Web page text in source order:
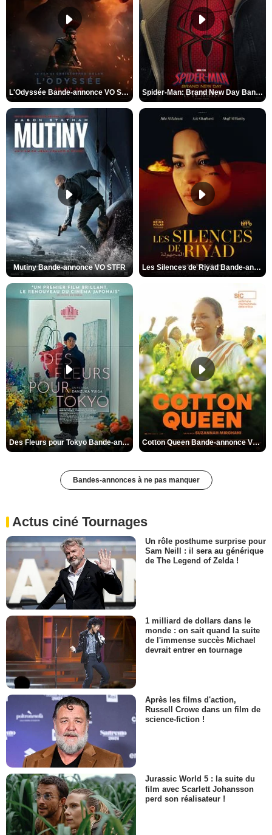
L'Odyssée Bande-annonce VO STFR Spider-Man: Brand New Day Bande-annonce VO STFR
Mutiny Bande-annonce VO STFR Les Silences de Riyad Bande-annonce VO STFR
Des Fleurs pour Tokyo Bande-annonce VO STFR Cotton Queen Bande-annonce VO STFR
Bandes-annonces à ne pas manquer
Actus ciné Tournages
Un rôle posthume surprise pour
Sam Neill : il sera au générique
de The Legend of Zelda !
1 milliard de dollars dans le
monde : on sait quand la suite
de l'immense succès Michael
devrait entrer en tournage
Après les films d'action,
Russell Crowe dans un film de
science-fiction !
Jurassic World 5 : la suite du
film avec Scarlett Johansson
perd son réalisateur !